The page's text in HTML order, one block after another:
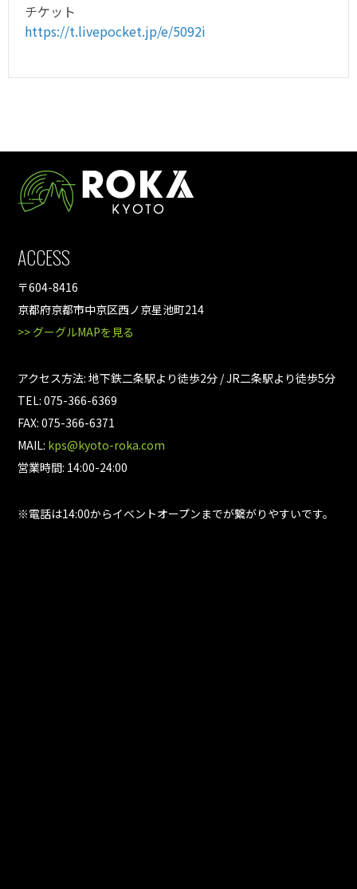
チケット
https://t.livepocket.jp/e/5092i
ACCESS
〒604-8416
京都府京都市中京区西ノ京星池町214
>> グーグルMAPを見る
アクセス方法: 地下鉄二条駅より徒歩2分 / JR二条駅より徒歩5分
TEL: 075-366-6369
FAX: 075-366-6371
MAIL: kps@kyoto-roka.com
営業時間: 14:00-24:00
※電話は14:00からイベントオープンまでが繋がりやすいです。